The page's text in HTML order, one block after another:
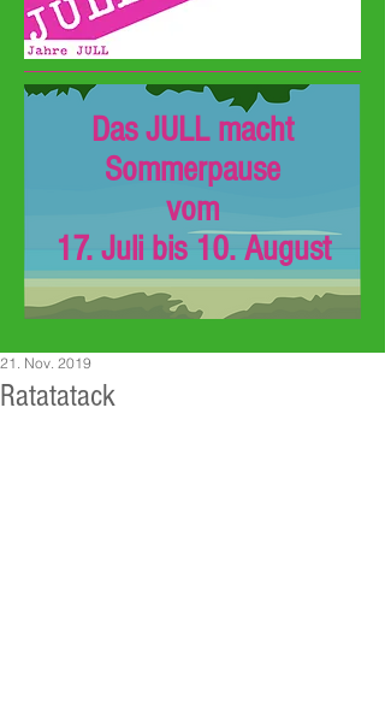
Das JULL macht
Sommerpause
vom
17. Juli bis 10. August
Ratatatack
21. Nov. 2019